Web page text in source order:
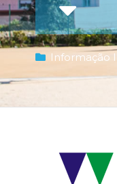
Informação